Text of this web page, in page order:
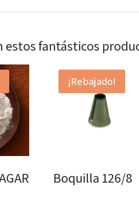
estos fantásticos
¡Rebajado!
Boquilla 126/8